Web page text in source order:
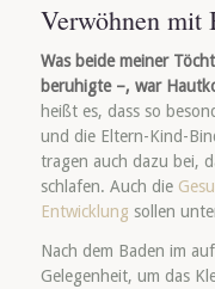
Verwöhnen mit
Was beide meiner
beruhigte –, war
heißt es, dass so
und die Eltern-Kind-
tragen auch dazu bei,
schlafen. Auch die
Entwicklung sollen
Nach dem Baden im
Gelegenheit, um das